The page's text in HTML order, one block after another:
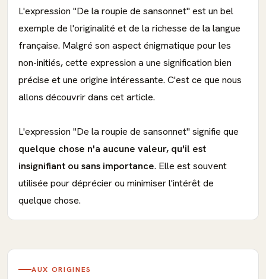
L'expression "De la roupie de sansonnet" est un bel
exemple de l'originalité et de la richesse de la langue
française. Malgré son aspect énigmatique pour les
non-initiés, cette expression a une signification bien
précise et une origine intéressante. C'est ce que nous
allons découvrir dans cet article.
L'expression "De la roupie de sansonnet" signifie que
quelque chose n'a aucune valeur, qu'il est
insignifiant ou sans importance. Elle est souvent
utilisée pour déprécier ou minimiser l'intérêt de
quelque chose.
AUX ORIGINES